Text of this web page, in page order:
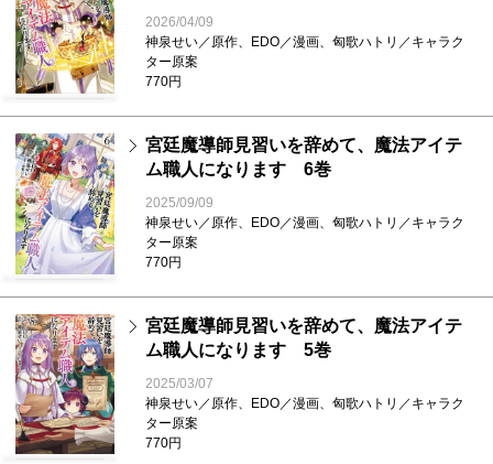
2026/04/09
神泉せい／原作、EDO／漫画、匈歌ハトリ／キャラク
ター原案
770円
宮廷魔導師見習いを辞めて、魔法アイテ
ム職人になります 6巻
2025/09/09
神泉せい／原作、EDO／漫画、匈歌ハトリ／キャラク
ター原案
770円
宮廷魔導師見習いを辞めて、魔法アイテ
ム職人になります 5巻
2025/03/07
神泉せい／原作、EDO／漫画、匈歌ハトリ／キャラク
ター原案
770円